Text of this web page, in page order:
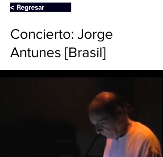
< Regresar
Concierto: Jorge
Antunes [Brasil]